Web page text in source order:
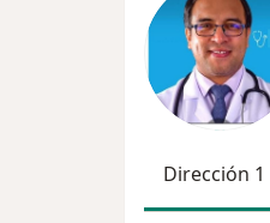
Dirección 1